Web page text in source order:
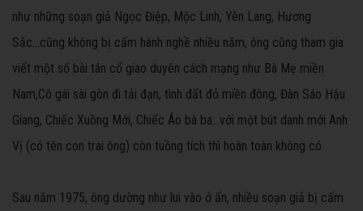
như những soạn giả Ngọc Điệp, Mộc Linh, Yên Lang, Hương
Sắc...cũng không bị cấm hành nghề nhiều năm, ông cũng tham gia
viết một số bài tân cổ giao duyên cách mạng như Bà Mẹ miền
Nam,Cô gái sài gòn đi tải đạn, tình đất đỏ miền đông, Đàn Sáo Hậu
Giang, Chiếc Xuồng Mới, Chiếc Áo bà ba...với một bút danh mới Anh
Vị (có tên con trai ông) còn tuồng tích thì hoàn toàn không có
Sau năm 1975, ông dường như lui vào ở ấn, nhiều soạn giả bị cấm